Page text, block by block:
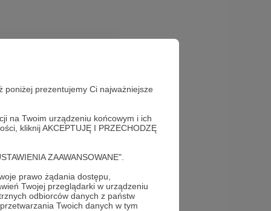
poniżej prezentujemy Ci najważniejsze
na Twoim urządzeniu końcowym i ich
kliknij AKCEPTUJĘ I PRZECHODZĘ
ZAAWANSOWANE".
prawo żądania dostępu,
Twojej przeglądarki w urządzeniu
odbiorców danych z państw
Twoich danych w tym